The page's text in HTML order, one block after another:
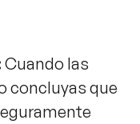
Cuando las
concluyas que